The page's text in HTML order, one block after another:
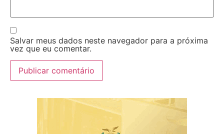
Salvar meus dados neste navegador para a próxima
vez que eu comentar.